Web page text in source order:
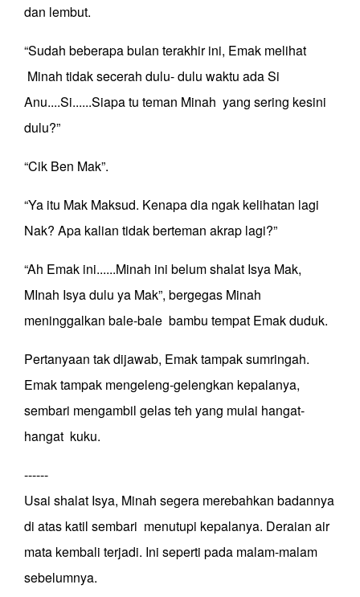
dan lembut.
“Sudah beberapa bulan terakhir ini, Emak melihat
Minah tidak secerah dulu- dulu waktu ada Si
Anu....Si......Siapa tu teman Minah yang sering kesini
dulu?”
“Cik Ben Mak”.
“Ya itu Mak Maksud. Kenapa dia ngak kelihatan lagi
Nak? Apa kalian tidak berteman akrap lagi?”
“Ah Emak ini......Minah ini belum shalat Isya Mak,
MInah Isya dulu ya Mak”, bergegas Minah
meninggalkan bale-bale bambu tempat Emak duduk.
Pertanyaan tak dijawab, Emak tampak sumringah.
Emak tampak mengeleng-gelengkan kepalanya,
sembari mengambil gelas teh yang mulai hangat-
hangat kuku.
------
Usai shalat Isya, Minah segera merebahkan badannya
di atas katil sembari menutupi kepalanya. Deraian air
mata kembali terjadi. Ini seperti pada malam-malam
sebelumnya.